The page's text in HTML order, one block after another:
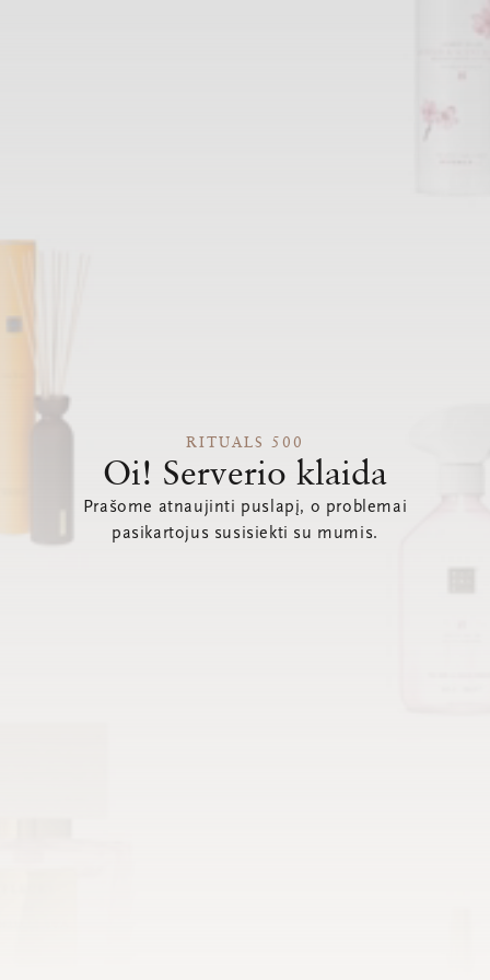
RITUALS 500
Oi! Serverio klaida
Prašome atnaujinti puslapį, o problemai
pasikartojus susisiekti su mumis.